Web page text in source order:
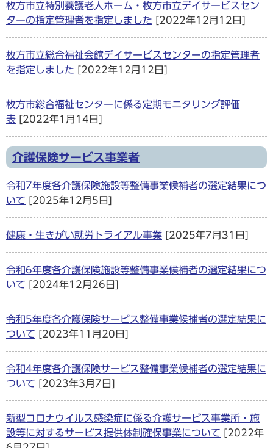
枚方市立特別養護老人ホーム・枚方市立デイサービスセン
ターの指定管理者を指定しました [2022年12月12日]
枚方市立総合福祉会館デイサービスセンターの指定管理者
を指定しました [2022年12月12日]
枚方市総合福祉センターに係る定期モニタリング評価
表 [2022年1月14日]
介護保険サービス事業者
令和7年度各介護保険施設等整備事業候補者の選定結果につ
いて [2025年12月5日]
健康・生きがい就労トライアル事業 [2025年7月31日]
令和6年度各介護保険施設等整備事業候補者の選定結果につ
いて [2024年12月26日]
令和5年度各介護保険サービス整備事業候補者の選定結果に
ついて [2023年11月20日]
令和4年度各介護保険サービス整備事業候補者の選定結果に
ついて [2023年3月7日]
新型コロナウイルス感染症に係る介護サービス事業所・施
設等に対するサービス提供体制確保事業について [2022年